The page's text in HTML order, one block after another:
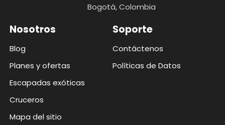
Bogotá, Colombia
Nosotros
Blog
Planes y ofertas
Escapadas exóticas
Cruceros
Mapa del sitio
Soporte
Contáctenos
Políticas de Datos